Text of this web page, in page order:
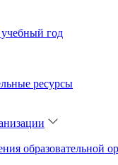
год
ресурсы
образовательной